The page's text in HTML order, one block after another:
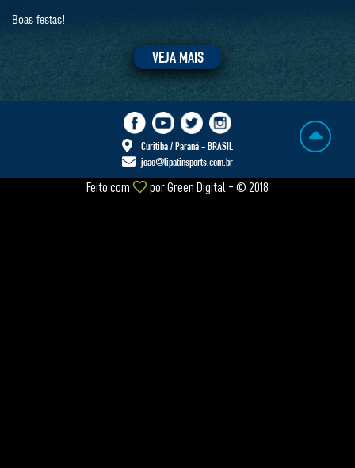
Boas festas!
VEJA MAIS
Curitiba / Paraná - BRASIL
joao@lipatinsports.com.br
Feito com porGreen Digital - © 2018